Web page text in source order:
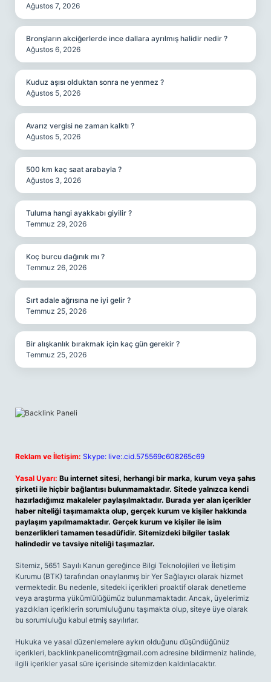
Ağustos 7, 2026
Bronşların akciğerlerde ince dallara ayrılmış halidir nedir ?
Ağustos 6, 2026
Kuduz aşısı olduktan sonra ne yenmez ?
Ağustos 5, 2026
Avarız vergisi ne zaman kalktı ?
Ağustos 5, 2026
500 km kaç saat arabayla ?
Ağustos 3, 2026
Tuluma hangi ayakkabı giyilir ?
Temmuz 29, 2026
Koç burcu dağınık mı ?
Temmuz 26, 2026
Sırt adale ağrısına ne iyi gelir ?
Temmuz 25, 2026
Bir alışkanlık bırakmak için kaç gün gerekir ?
Temmuz 25, 2026
Reklam ve İletişim: Skype: live:.cid.575569c608265c69
Yasal Uyarı: Bu internet sitesi, herhangi bir marka, kurum veya şahıs
şirketi ile hiçbir bağlantısı bulunmamaktadır. Sitede yalnızca kendi
hazırladığımız makaleler paylaşılmaktadır. Burada yer alan içerikler
haber niteliği taşımamakta olup, gerçek kurum ve kişiler hakkında
paylaşım yapılmamaktadır. Gerçek kurum ve kişiler ile isim
benzerlikleri tamamen tesadüfidir. Sitemizdeki bilgiler taslak
halindedir ve tavsiye niteliği taşımazlar.
Sitemiz, 5651 Sayılı Kanun gereğince Bilgi Teknolojileri ve İletişim
Kurumu (BTK) tarafından onaylanmış bir Yer Sağlayıcı olarak hizmet
vermektedir. Bu nedenle, sitedeki içerikleri proaktif olarak denetleme
veya araştırma yükümlülüğümüz bulunmamaktadır. Ancak, üyelerimiz
yazdıkları içeriklerin sorumluluğunu taşımakta olup, siteye üye olarak
bu sorumluluğu kabul etmiş sayılırlar.
Hukuka ve yasal düzenlemelere aykırı olduğunu düşündüğünüz
içerikleri, backlinkpanelicomtr@gmail.com adresine bildirmeniz halinde,
ilgili içerikler yasal süre içerisinde sitemizden kaldırılacaktır.